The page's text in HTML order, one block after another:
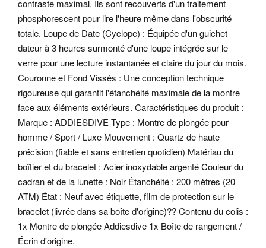
contraste maximal. Ils sont recouverts d'un traitement
phosphorescent pour lire l'heure même dans l'obscurité
totale. Loupe de Date (Cyclope) : Équipée d'un guichet
dateur à 3 heures surmonté d'une loupe intégrée sur le
verre pour une lecture instantanée et claire du jour du mois.
Couronne et Fond Vissés : Une conception technique
rigoureuse qui garantit l'étanchéité maximale de la montre
face aux éléments extérieurs. Caractéristiques du produit :
Marque : ADDIESDIVE Type : Montre de plongée pour
homme / Sport / Luxe Mouvement : Quartz de haute
précision (fiable et sans entretien quotidien) Matériau du
boîtier et du bracelet : Acier inoxydable argenté Couleur du
cadran et de la lunette : Noir Étanchéité : 200 mètres (20
ATM) État : Neuf avec étiquette, film de protection sur le
bracelet (livrée dans sa boîte d'origine)?? Contenu du colis :
1x Montre de plongée Addiesdive 1x Boîte de rangement /
Écrin d'origine.